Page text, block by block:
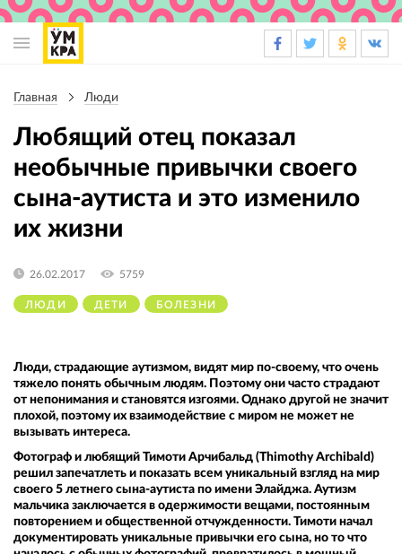
навигации
Главная Люди
Любящий отец показал
необычные привычки своего
сына-аутиста и это изменило
их жизни
ЛЮДИ ДЕТИ БОЛЕЗНИ
26.02.2017 5759
Люди, страдающие аутизмом, видят мир по-своему, что очень
тяжело понять обычным людям. Поэтому они часто страдают
от непонимания и становятся изгоями. Однако другой не значит
плохой, поэтому их взаимодействие с миром не может не
вызывать интереса.
Фотограф и любящий Тимоти Арчибальд (Thimothy Archibald)
решил запечатлеть и показать всем уникальный взгляд на мир
своего 5 летнего сына-аутиста по имени Элайджа. Аутизм
мальчика заключается в одержимости вещами, постоянным
повторением и общественной отчужденности. Тимоти начал
документировать уникальные привычки его сына, но то что